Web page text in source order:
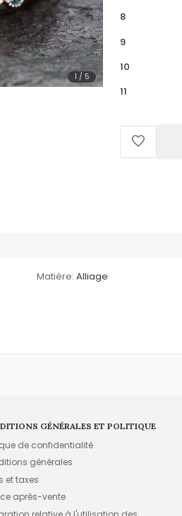
1 / 5
8
9
10
11
Matière: Alliage
GÉNÉRALES ET POLITIQUE
de confidentialité
générales
et taxes
après-vente